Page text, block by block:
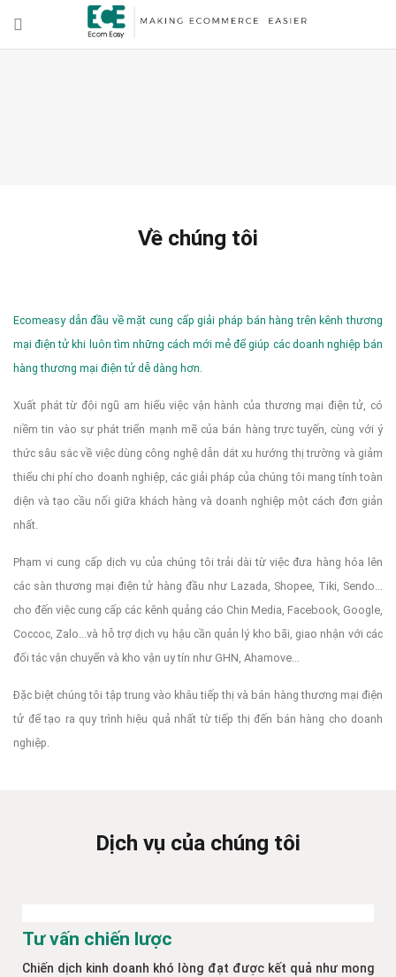
Về chúng tôi
Ecomeasy dẫn đầu về mặt cung cấp giải pháp bán hàng trên kênh thương
mại điện tử khi luôn tìm những cách mới mẻ để giúp các doanh nghiệp bán
hàng thương mại điện tử dễ dàng hơn.
Xuất phát từ đội ngũ am hiểu việc vận hành của thương mại điện tử, có
niềm tin vào sự phát triển mạnh mẽ của bán hàng trực tuyến, cùng với ý
thức sâu sắc về việc dùng công nghệ dẫn dắt xu hướng thị trường và giảm
thiểu chi phí cho doanh nghiệp, các giải pháp của chúng tôi mang tính toàn
diện và tạo cầu nối giữa khách hàng và doanh nghiệp một cách đơn giản
nhất.
Phạm vi cung cấp dịch vụ của chúng tôi trải dài từ việc đưa hàng hóa lên
các sàn thương mại điện tử hàng đầu như Lazada, Shopee, Tiki, Sendo...
cho đến việc cung cấp các kênh quảng cáo Chin Media, Facebook, Google,
Coccoc, Zalo...và hỗ trợ dịch vụ hậu cần quản lý kho bãi, giao nhận với các
đối tác vận chuyển và kho vận uy tín như GHN, Ahamove...
Đặc biệt chúng tôi tập trung vào khâu tiếp thị và bán hàng thương mại điện
tử để tạo ra quy trình hiệu quả nhất từ tiếp thị đến bán hàng cho doanh
nghiệp.
Dịch vụ của chúng tôi
Tư vấn chiến lược
Chiến dịch kinh doanh khó lòng đạt được kết quả như mong